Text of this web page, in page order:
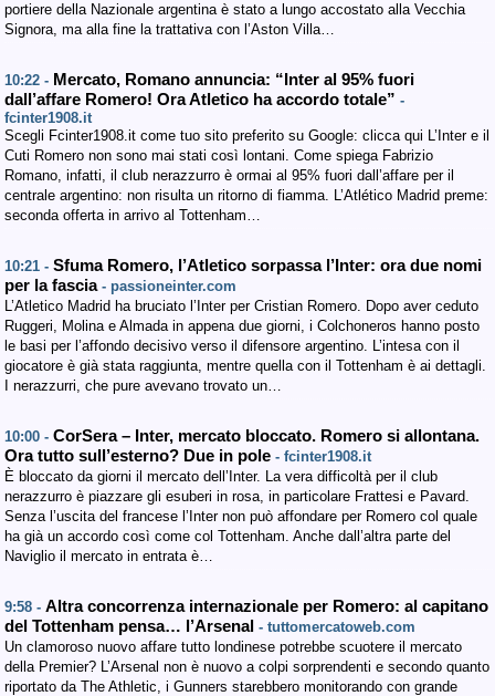
portiere della Nazionale argentina è stato a lungo accostato alla Vecchia
Signora, ma alla fine la trattativa con l’Aston Villa…
10:22 - Mercato, Romano annuncia: “Inter al 95% fuori
dall’affare Romero! Ora Atletico ha accordo totale” -
fcinter1908.it
Scegli Fcinter1908.it come tuo sito preferito su Google: clicca qui L’Inter e il
Cuti Romero non sono mai stati così lontani. Come spiega Fabrizio
Romano, infatti, il club nerazzurro è ormai al 95% fuori dall’affare per il
centrale argentino: non risulta un ritorno di fiamma. L’Atlético Madrid preme:
seconda offerta in arrivo al Tottenham…
10:21 - Sfuma Romero, l’Atletico sorpassa l’Inter: ora due nomi
per la fascia - passioneinter.com
L’Atletico Madrid ha bruciato l’Inter per Cristian Romero. Dopo aver ceduto
Ruggeri, Molina e Almada in appena due giorni, i Colchoneros hanno posto
le basi per l’affondo decisivo verso il difensore argentino. L’intesa con il
giocatore è già stata raggiunta, mentre quella con il Tottenham è ai dettagli.
I nerazzurri, che pure avevano trovato un…
10:00 - CorSera – Inter, mercato bloccato. Romero si allontana.
Ora tutto sull’esterno? Due in pole - fcinter1908.it
È bloccato da giorni il mercato dell’Inter. La vera difficoltà per il club
nerazzurro è piazzare gli esuberi in rosa, in particolare Frattesi e Pavard.
Senza l’uscita del francese l’Inter non può affondare per Romero col quale
ha già un accordo così come col Tottenham. Anche dall’altra parte del
Naviglio il mercato in entrata è…
9:58 - Altra concorrenza internazionale per Romero: al capitano
del Tottenham pensa… l’Arsenal - tuttomercatoweb.com
Un clamoroso nuovo affare tutto londinese potrebbe scuotere il mercato
della Premier? L’Arsenal non è nuovo a colpi sorprendenti e secondo quanto
riportato da The Athletic, i Gunners starebbero monitorando con grande